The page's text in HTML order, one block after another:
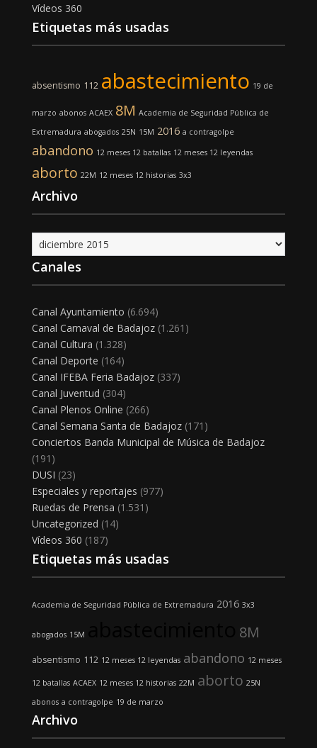
Vídeos 360
Etiquetas más usadas
absentismo 112 abastecimiento 19 de
marzo abonos ACAEX 8M Academia de Seguridad Pública de
Extremadura abogados 25N 15M 2016 a contragolpe
abandono 12 meses 12 batallas 12 meses 12 leyendas
aborto 22M 12 meses 12 historias 3x3
Archivo
Archivo
Canales
Canal Ayuntamiento (6.694)
Canal Carnaval de Badajoz(1.261)
Canal Cultura (1.328)
Canal Deporte (164)
Canal IFEBA Feria Badajoz(337)
Canal Juventud (304)
Canal Plenos Online (266)
Canal Semana Santa de Badajoz(171)
Conciertos Banda Municipal de Música de Badajoz
(191)
DUSI (23)
Especiales y reportajes (977)
Ruedas de Prensa (1.531)
Uncategorized (14)
Vídeos 360 (187)
Etiquetas más usadas
Academia de Seguridad Pública de Extremadura 2016 3x3
abogados 15M 8M
absentismo 112 12 meses 12 leyendas abandono 12 meses
12 batallas ACAEX 12 meses 12 historias 22M aborto 25N
abonos a contragolpe 19 de marzo
Archivo